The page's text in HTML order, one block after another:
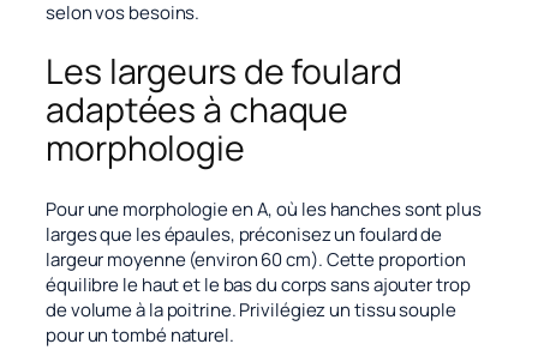
selon vos besoins.
Les largeurs de foulard
adaptées à chaque
morphologie
Pour une morphologie en A, où les hanches sont plus
larges que les épaules, préconisez un foulard de
largeur moyenne (environ 60 cm). Cette proportion
équilibre le haut et le bas du corps sans ajouter trop
de volume à la poitrine. Privilégiez un tissu souple
pour un tombé naturel.